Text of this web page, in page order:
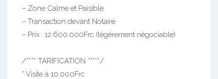
– Zone Calme et Paisible
– Transaction devant Notaire
– Prix : 12.600.000Frc (légèrement négociable)
/**** TARIFICATION *****/
* Visite à 10.000Frc